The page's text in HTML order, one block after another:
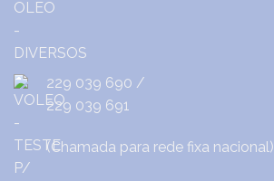
229 039 690 /
229 039 691
(Chamada para rede fixa nacional)